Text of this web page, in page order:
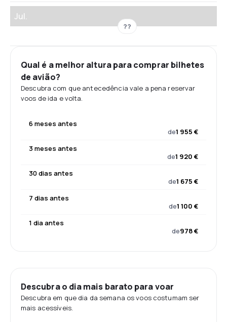
Jul.
??
Qual é a melhor altura para comprar bilhetes
de avião?
Descubra com que antecedência vale a pena reservar
voos de ida e volta.
6 meses antes
de1 955 €
3 meses antes
de1 920 €
30 dias antes
de1 675 €
7 dias antes
de1 100 €
1 dia antes
de978 €
Descubra o dia mais barato para voar
Descubra em que dia da semana os voos costumam ser
mais acessíveis.